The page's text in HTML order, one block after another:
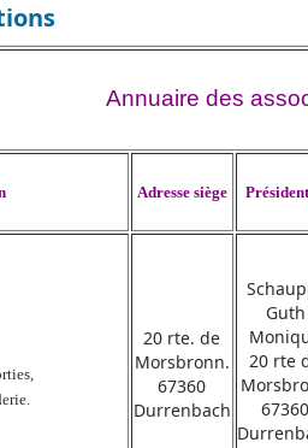
Annuaire des
Adresse siège
20 rte. de
Morsbronn.
67360
Durrenbach
Guth
20 rte
67360